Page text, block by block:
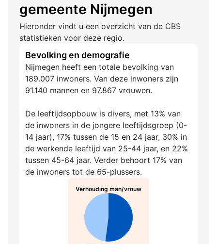
gemeente Nijmegen
Hieronder vindt u een overzicht van de CBS
statistieken voor deze regio.
Bevolking en demografie
Nijmegen heeft een totale bevolking van
189.007 inwoners. Van deze inwoners zijn
91.140 mannen en 97.867 vrouwen.
De leeftijdsopbouw is divers, met 13% van
de inwoners in de jongere leeftijdsgroep (0-
14 jaar), 17% tussen de 15 en 24 jaar, 30% in
de werkende leeftijd van 25-44 jaar, en 22%
tussen 45-64 jaar. Verder behoort 17% van
de inwoners tot de 65-plussers.
Verhouding man/vrouw